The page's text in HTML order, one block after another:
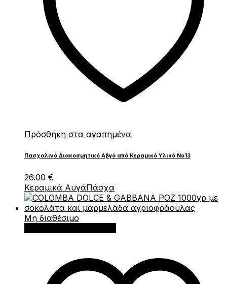
Πρόσθήκη στα αγαπημένα
Πασχαλινό Διακοσμητικό Αβγό από Κεραμικό Υλικό Νο13
26.00 €
Κεραμικά ΑυγάΠάσχα
Μη διαθέσιμο